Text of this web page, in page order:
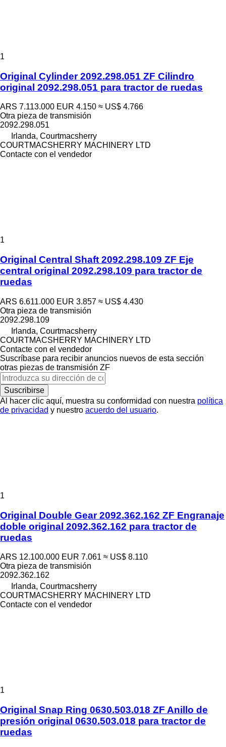
1
Original Cylinder 2092.298.051 ZF Cilindro
original 2092.298.051 para tractor de ruedas
ARS 7.113.000 EUR 4.150 ≈ US$ 4.766
Otra pieza de transmisión
2092.298.051
Irlanda, Courtmacsherry
COURTMACSHERRY MACHINERY LTD
Contacte con el vendedor
1
Original Central Shaft 2092.298.109 ZF Eje
central original 2092.298.109 para tractor de
ruedas
ARS 6.611.000 EUR 3.857 ≈ US$ 4.430
Otra pieza de transmisión
2092.298.109
Irlanda, Courtmacsherry
COURTMACSHERRY MACHINERY LTD
Contacte con el vendedor
Suscríbase para recibir anuncios nuevos de esta sección
otras piezas de transmisión ZF
Suscribirse
Al hacer clic aquí, muestra su conformidad con nuestra política
de privacidad y nuestro acuerdo del usuario.
1
Original Double Gear 2092.362.162 ZF Engranaje
doble original 2092.362.162 para tractor de
ruedas
ARS 12.100.000 EUR 7.061 ≈ US$ 8.110
Otra pieza de transmisión
2092.362.162
Irlanda, Courtmacsherry
COURTMACSHERRY MACHINERY LTD
Contacte con el vendedor
1
Original Snap Ring 0630.503.018 ZF Anillo de
presión original 0630.503.018 para tractor de
ruedas